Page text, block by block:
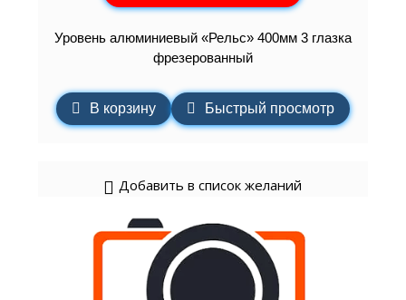
Уровень алюминиевый «Рельс» 400мм 3 глазка
фрезерованный
В корзину Быстрый просмотр
Добавить в список желаний